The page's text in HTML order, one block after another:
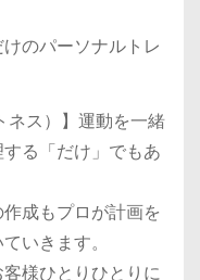
のパーソナルトレ
ネス）】運動を一緒
る「だけ」でもあ
成もプロが計画を
いきます。
様ひとりひとりに